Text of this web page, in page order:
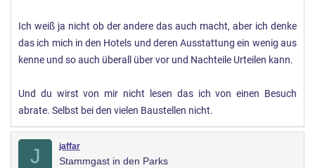
Ich weiß ja nicht ob der andere das auch macht, aber ich denke
das ich mich in den Hotels und deren Ausstattung ein wenig aus
kenne und so auch überall über vor und Nachteile Urteilen kann.
Und du wirst von mir nicht lesen das ich von einen Besuch
abrate. Selbst bei den vielen Baustellen nicht.
J jaffar
Stammgast in den Parks